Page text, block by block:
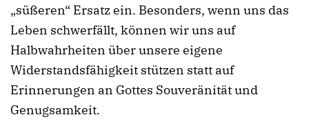
„süßeren“ Ersatz ein. Besonders, wenn uns das
Leben schwerfällt, können wir uns auf
Halbwahrheiten über unsere eigene
Widerstandsfähigkeit stützen statt auf
Erinnerungen an Gottes Souveränität und
Genugsamkeit.